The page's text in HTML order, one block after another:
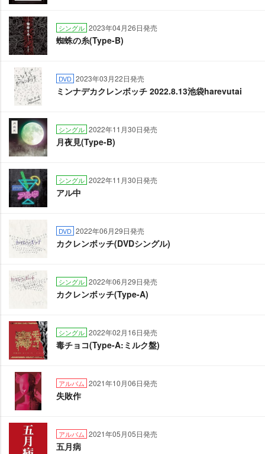
シングル 2023年04月26日発売
蜘蛛の糸(Type-B)
DVD 2023年03月22日発売
ミンナデカクレンボッチ 2022.8.13池袋harevutai
シングル 2022年11月30日発売
月夜見(Type-B)
シングル 2022年11月30日発売
アル中
DVD 2022年06月29日発売
カクレンボッチ(DVDシングル)
シングル 2022年06月29日発売
カクレンボッチ(Type-A)
シングル 2022年02月16日発売
毒チョコ(Type-A:ミルク盤)
アルバム 2021年10月06日発売
失敗作
アルバム 2021年05月05日発売
五月病